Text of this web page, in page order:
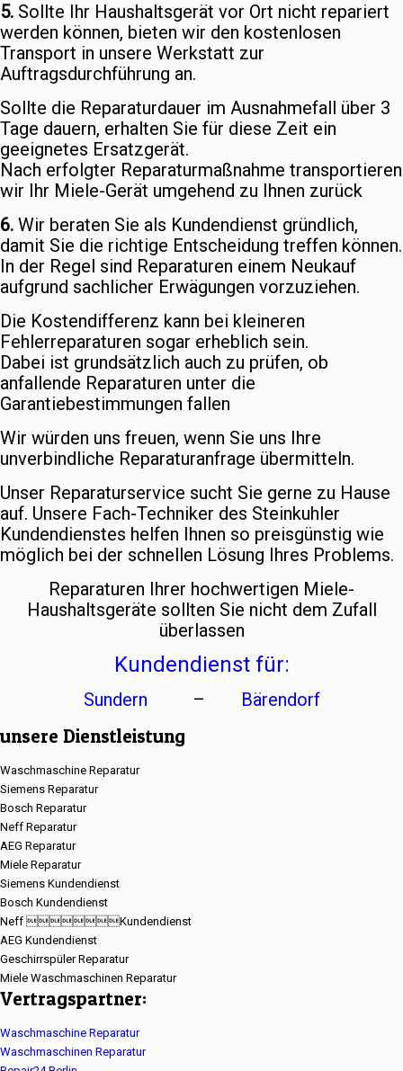
5. Sollte Ihr Haushaltsgerät vor Ort nicht repariert
werden können, bieten wir den kostenlosen
Transport in unsere Werkstatt zur
Auftragsdurchführung an.
Sollte die Reparaturdauer im Ausnahmefall über 3
Tage dauern, erhalten Sie für diese Zeit ein
geeignetes Ersatzgerät.
Nach erfolgter Reparaturmaßnahme transportieren
wir Ihr Miele-Gerät umgehend zu Ihnen zurück
6. Wir beraten Sie als Kundendienst gründlich,
damit Sie die richtige Entscheidung treffen können.
In der Regel sind Reparaturen einem Neukauf
aufgrund sachlicher Erwägungen vorzuziehen.
Die Kostendifferenz kann bei kleineren
Fehlerreparaturen sogar erheblich sein.
Dabei ist grundsätzlich auch zu prüfen, ob
anfallende Reparaturen unter die
Garantiebestimmungen fallen
Wir würden uns freuen, wenn Sie uns Ihre
unverbindliche Reparaturanfrage übermitteln.
Unser Reparaturservice sucht Sie gerne zu Hause
auf. Unsere Fach-Techniker des Steinkuhler
Kundendienstes helfen Ihnen so preisgünstig wie
möglich bei der schnellen Lösung Ihres Problems.
Reparaturen Ihrer hochwertigen Miele-
Haushaltsgeräte sollten Sie nicht dem Zufall
überlassen
Kundendienst für:
Sundern – Bärendorf
unsere Dienstleistung
Waschmaschine Reparatur
Siemens Reparatur
Bosch Reparatur
Neff Reparatur
AEG Reparatur
Miele Reparatur
Siemens Kundendienst
Bosch Kundendienst
Neff Kundendienst
AEG Kundendienst
Geschirrspüler Reparatur
Miele Waschmaschinen Reparatur
Vertragspartner:
Waschmaschine Reparatur
Waschmaschinen Reparatur